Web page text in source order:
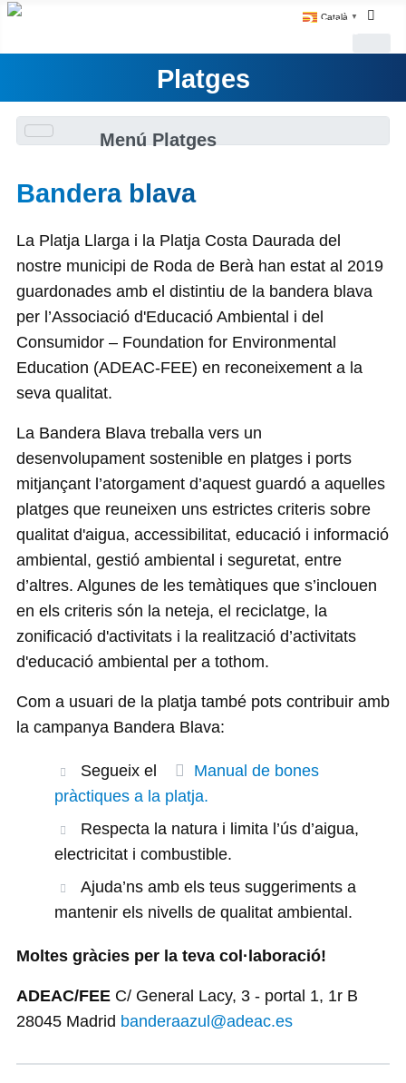
Català ▼
Platges
Menú Platges
Bandera blava
La Platja Llarga i la Platja Costa Daurada del
nostre municipi de Roda de Berà han estat al 2019
guardonades amb el distintiu de la bandera blava
per l’Associació d'Educació Ambiental i del
Consumidor – Foundation for Environmental
Education (ADEAC-FEE) en reconeixement a la
seva qualitat.
La Bandera Blava treballa vers un
desenvolupament sostenible en platges i ports
mitjançant l’atorgament d’aquest guardó a aquelles
platges que reuneixen uns estrictes criteris sobre
qualitat d'aigua, accessibilitat, educació i informació
ambiental, gestió ambiental i seguretat, entre
d’altres. Algunes de les temàtiques que s’inclouen
en els criteris són la neteja, el reciclatge, la
zonificació d'activitats i la realització d’activitats
d'educació ambiental per a tothom.
Com a usuari de la platja també pots contribuir amb
la campanya Bandera Blava:
Segueix el
Manual de bones
pràctiques a la platja.
Respecta la natura i limita l’ús d’aigua,
electricitat i combustible.
Ajuda’ns amb els teus suggeriments a
mantenir els nivells de qualitat ambiental.
Moltes gràcies per la teva col·laboració!
ADEAC/FEEC/ General Lacy, 3 - portal 1, 1r B
28045 Madrid banderaazul@adeac.es